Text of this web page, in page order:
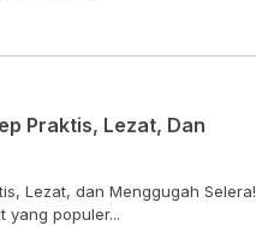
Praktis, Lezat, Dan
Lezat, dan Menggugah Selera!
yang populer...